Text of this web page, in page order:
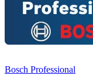
Bosch Professional